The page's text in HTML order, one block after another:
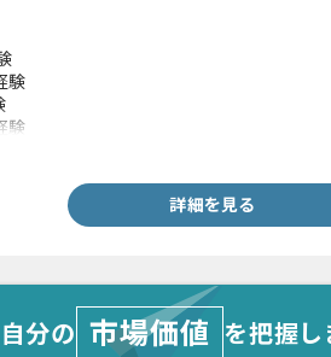
験
験
詳細を見る
自分の 市場価値 を把握